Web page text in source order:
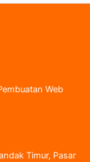
Web
Timur, Pasar